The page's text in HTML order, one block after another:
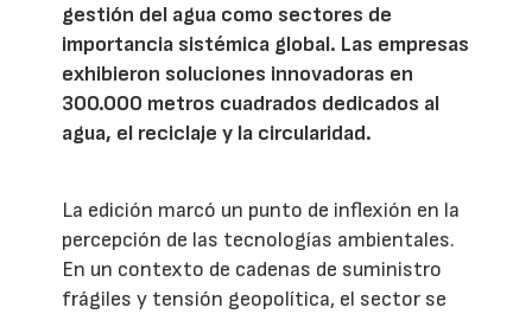
gestión del agua como sectores de
importancia sistémica global. Las empresas
exhibieron soluciones innovadoras en
300.000 metros cuadrados dedicados al
agua, el reciclaje y la circularidad.
La edición marcó un punto de inflexión en la
percepción de las tecnologías ambientales.
En un contexto de cadenas de suministro
frágiles y tensión geopolítica, el sector se